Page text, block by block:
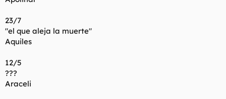
23/7
"el que aleja la muerte"
Aquiles
12/5
???
Araceli